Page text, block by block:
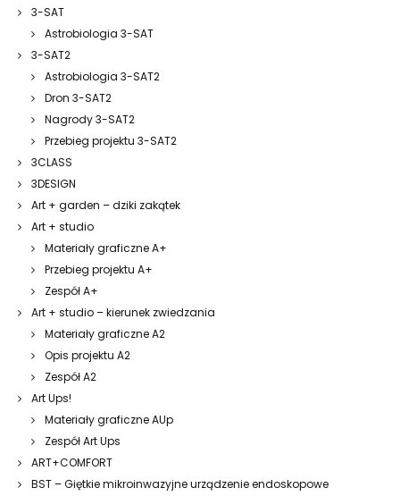
3-SAT
Astrobiologia 3-SAT
3-SAT2
Astrobiologia 3-SAT2
Dron 3-SAT2
Nagrody 3-SAT2
Przebieg projektu 3-SAT2
3CLASS
3DESIGN
Art + garden – dziki zakątek
Art + studio
Materiały graficzne A+
Przebieg projektu A+
Zespół A+
Art + studio – kierunek zwiedzania
Materiały graficzne A2
Opis projektu A2
Zespół A2
Art Ups!
Materiały graficzne AUp
Zespół Art Ups
ART+COMFORT
BST – Giętkie mikroinwazyjne urządzenie endoskopowe